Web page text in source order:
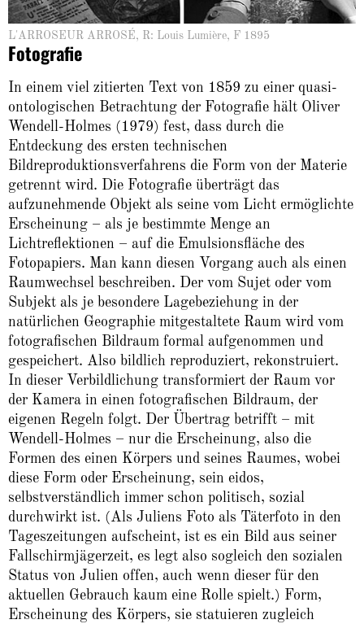
L'ARROSEUR ARROSÉ, R: Louis Lumière, F 1895
Fotografie
In einem viel zitierten Text von 1859 zu einer quasi-
ontologischen Betrachtung der Fotografie hält Oliver
Wendell-Holmes (1979) fest, dass durch die
Entdeckung des ersten technischen
Bildreproduktionsverfahrens die Form von der Materie
getrennt wird. Die Fotografie überträgt das
aufzunehmende Objekt als seine vom Licht ermöglichte
Erscheinung – als je bestimmte Menge an
Lichtreflektionen – auf die Emulsionsfläche des
Fotopapiers. Man kann diesen Vorgang auch als einen
Raumwechsel beschreiben. Der vom Sujet oder vom
Subjekt als je besondere Lagebeziehung in der
natürlichen Geographie mitgestaltete Raum wird vom
fotografischen Bildraum formal aufgenommen und
gespeichert. Also bildlich reproduziert, rekonstruiert.
In dieser Verbildlichung transformiert der Raum vor
der Kamera in einen fotografischen Bildraum, der
eigenen Regeln folgt. Der Übertrag betrifft – mit
Wendell-Holmes – nur die Erscheinung, also die
Formen des einen Körpers und seines Raumes, wobei
diese Form oder Erscheinung, sein eidos,
selbstverständlich immer schon politisch, sozial
durchwirkt ist. (Als Juliens Foto als Täterfoto in den
Tageszeitungen aufscheint, ist es ein Bild aus seiner
Fallschirmjägerzeit, es legt also sogleich den sozialen
Status von Julien offen, auch wenn dieser für den
aktuellen Gebrauch kaum eine Rolle spielt.) Form,
Erscheinung des Körpers, sie statuieren zugleich